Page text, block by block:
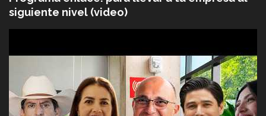
siguiente nivel (video)